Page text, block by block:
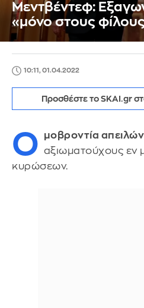
Μεντβέντεφ:
«μόνο στους
10:11, 01.04.2022
Προσθέστε το SKAI.gr
Ο μοβροντία απειλών
αξιωματούχους εν
κυρώσεων.